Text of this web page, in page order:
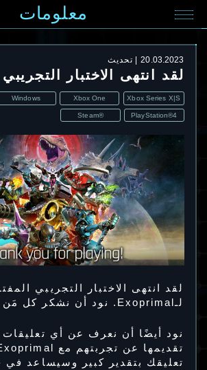
معلومات
20.03.2023 تحديث
لقد انتهى الاختبار
Xbox Series X|S
Xbox One
Windows
PlayStation®4
Steam®
لقد انتهى الاختبار التجريبي
لـExoprimal. نود أن نشكر كل مَن شارك.
نود أيضًا أن نعرف عن أي تعليقات
تعليقك بتقدير كبير وسيساعد في